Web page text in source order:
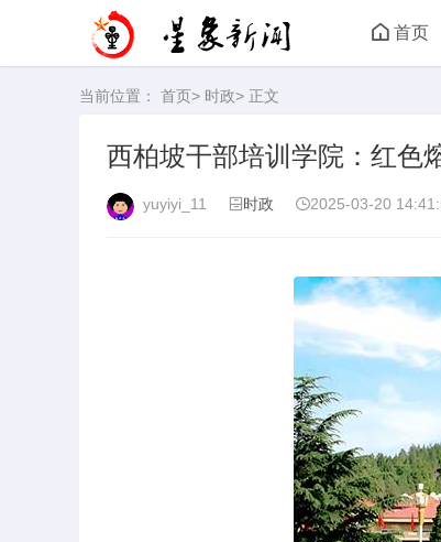
首页
当前位置： 首页> 时政> 正文
西柏坡干部培训学院：红色
yuyiyi_11 时政 2025-03-20